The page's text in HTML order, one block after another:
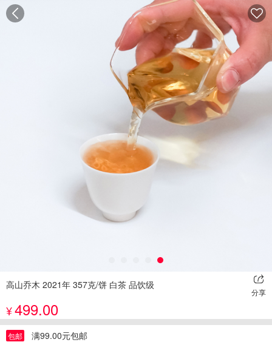
高山乔木 2021年 357克/饼 白茶 品饮级
分享
¥499.00
包邮
满99.00元包邮